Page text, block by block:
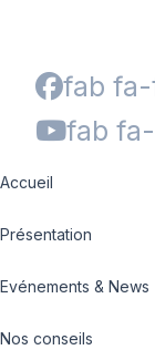
fab
fab
Accueil
Présentation
Evénements & News
Nos conseils